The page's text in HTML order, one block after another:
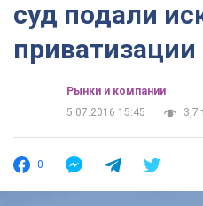
суд подали
Рынки и компании
5.07.2016 15:45
3,7
0